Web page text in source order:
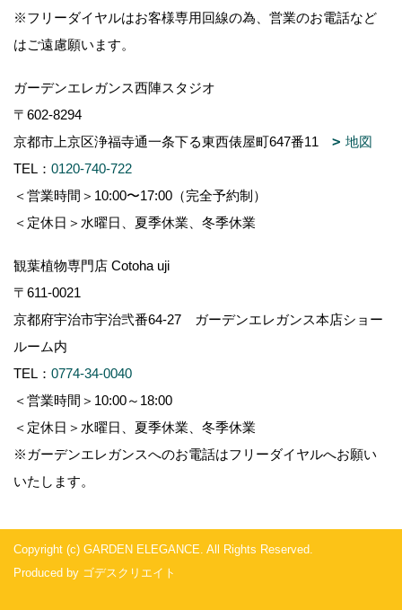
※フリーダイヤルはお客様専用回線の為、営業のお電話など
はご遠慮願います。
ガーデンエレガンス西陣スタジオ
〒602-8294
京都市上京区浄福寺通一条下る東西俵屋町647番11
地図
TEL： 0120-740-722
＜営業時間＞10:00〜17:00（完全予約制）
＜定休日＞水曜日、夏季休業、冬季休業
観葉植物専門店 Cotoha uji
〒611-0021
京都府宇治市宇治弐番64-27 ガーデンエレガンス本店ショー
ルーム内
TEL： 0774-34-0040
＜営業時間＞10:00～18:00
＜定休日＞水曜日、夏季休業、冬季休業
※ガーデンエレガンスへのお電話はフリーダイヤルへお願い
いたします。
Copyright (c) GARDEN ELEGANCE. All Rights Reserved.
Produced by ゴデスクリエイト